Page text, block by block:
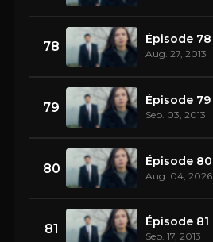
78 Épisode 78
Aug. 27, 2013
79 Épisode 79
Sep. 03, 2013
80 Épisode 80
Aug. 04, 2026
81 Épisode 81
Sep. 17, 2013